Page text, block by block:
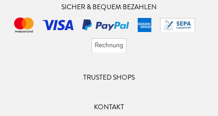
SICHER & BEQUEM BEZAHLEN
TRUSTED SHOPS
KONTAKT